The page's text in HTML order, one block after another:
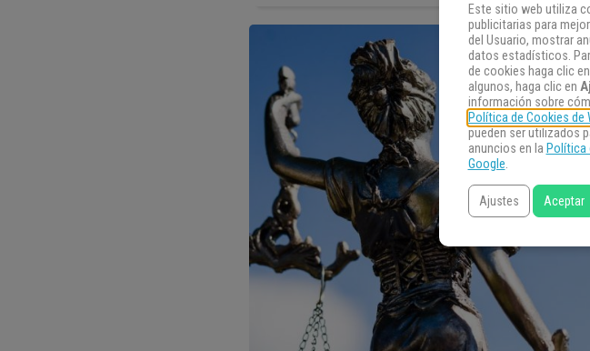
Este sitio web utiliza
publicitarias para
del Usuario, mostrar
datos estadísticos.
de cookies haga clic en
algunos, haga clic en
información sobre
Política de Cookies de
pueden ser utilizados
anuncios en la Política
Google.
Ajustes Aceptar